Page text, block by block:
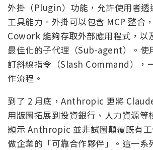
外掛（Plugin）功能，允許使用者透
工具能力。外掛可以包含 MCP 整合
Cowork 能夠存取外部應用程式，以
最佳化的子代理（Sub-agent）。使
訂斜線指令（Slash Command），
作流程。
到了 2 月底，Anthropic 更將
用版圖拓展到投資銀行、人力資源等
顯示 Anthropic 並非試圖顛覆既有
做企業的「可靠合作夥伴」。這一系